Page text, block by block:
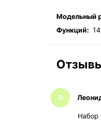
Модельный
Функций: 14
Л
Набор